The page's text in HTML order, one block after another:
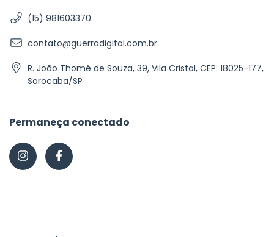
(15) 981603370
contato@guerradigital.com.br
R. João Thomé de Souza, 39, Vila Cristal, CEP: 18025-177,
Sorocaba/SP
Permaneça conectado